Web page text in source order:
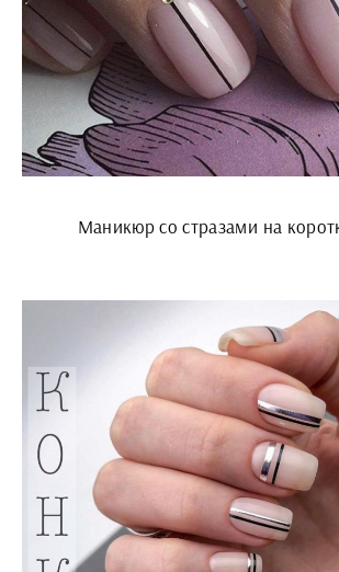
Маникюр со стразами на